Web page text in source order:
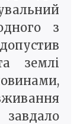
з
землі